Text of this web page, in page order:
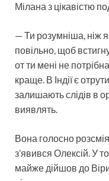
Мілана з цікавістю
— Ти розумніша, ніж
повільно, щоб
от ти мені не
краще. В Індії є
залишають слідів в
виявлять.
Вона голосно
з’явився Олексій. У
майже дійшов до